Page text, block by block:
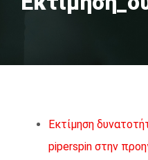
Εκτίμηση
piperspin στην